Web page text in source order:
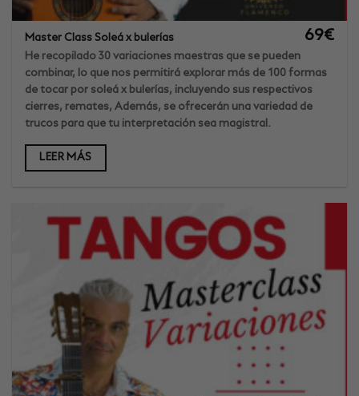
Master Class Soleá x bulerías 69€
He recopilado 30 variaciones maestras que se pueden
combinar, lo que nos permitirá explorar más de 100 formas
de tocar por soleá x bulerías, incluyendo sus respectivos
cierres, remates, Además, se ofrecerán una variedad de
trucos para que tu interpretación sea magistral.
LEER MÁS